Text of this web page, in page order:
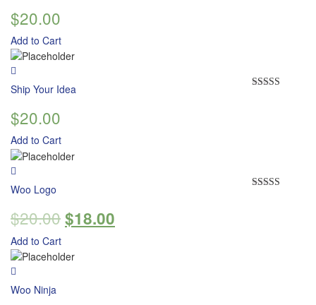
$20.00
Add to Cart
Ship Your Idea
$20.00
Add to Cart
Woo Logo
$20.00$18.00
Add to Cart
Woo Ninja